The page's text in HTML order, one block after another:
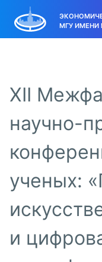
МГУ
XII
научно-
ученых:
и